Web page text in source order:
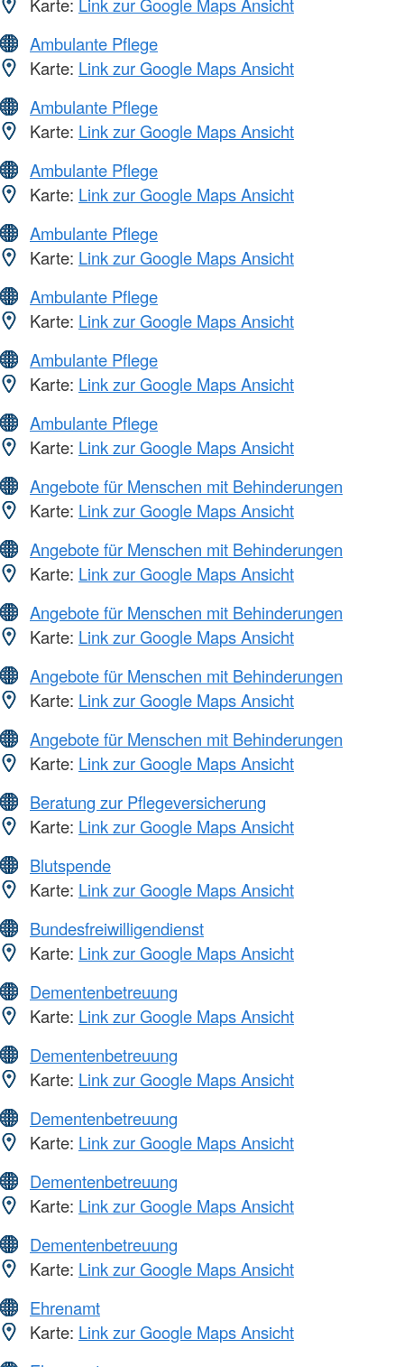
Karte: Link zur Google Maps Ansicht
Ambulante Pflege
Karte: Link zur Google Maps Ansicht
Ambulante Pflege
Karte: Link zur Google Maps Ansicht
Ambulante Pflege
Karte: Link zur Google Maps Ansicht
Ambulante Pflege
Karte: Link zur Google Maps Ansicht
Ambulante Pflege
Karte: Link zur Google Maps Ansicht
Ambulante Pflege
Karte: Link zur Google Maps Ansicht
Ambulante Pflege
Karte: Link zur Google Maps Ansicht
Angebote für Menschen mit Behinderungen
Karte: Link zur Google Maps Ansicht
Angebote für Menschen mit Behinderungen
Karte: Link zur Google Maps Ansicht
Angebote für Menschen mit Behinderungen
Karte: Link zur Google Maps Ansicht
Angebote für Menschen mit Behinderungen
Karte: Link zur Google Maps Ansicht
Angebote für Menschen mit Behinderungen
Karte: Link zur Google Maps Ansicht
Beratung zur Pflegeversicherung
Karte: Link zur Google Maps Ansicht
Blutspende
Karte: Link zur Google Maps Ansicht
Bundesfreiwilligendienst
Karte: Link zur Google Maps Ansicht
Dementenbetreuung
Karte: Link zur Google Maps Ansicht
Dementenbetreuung
Karte: Link zur Google Maps Ansicht
Dementenbetreuung
Karte: Link zur Google Maps Ansicht
Dementenbetreuung
Karte: Link zur Google Maps Ansicht
Dementenbetreuung
Karte: Link zur Google Maps Ansicht
Ehrenamt
Karte: Link zur Google Maps Ansicht